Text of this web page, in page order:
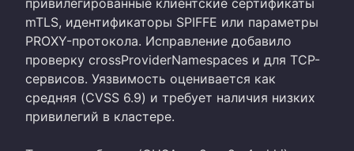
привилегированные клиентские сертификаты
mTLS, идентификаторы SPIFFE или параметры
PROXY-протокола. Исправление добавило
проверку crossProviderNamespaces и для TCP-
сервисов. Уязвимость оценивается как
средняя (CVSS 6.9) и требует наличия низких
привилегий в кластере.